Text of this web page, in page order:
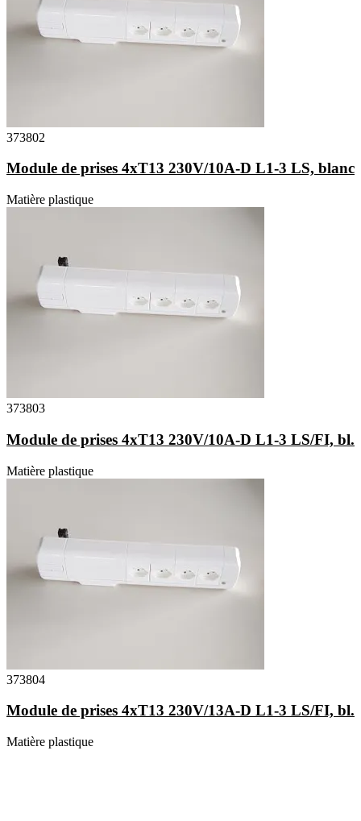
373802
Module de prises 4xT13 230V/10A-D L1-3 LS, blanc
Matière plastique
373803
Module de prises 4xT13 230V/10A-D L1-3 LS/FI, bl.
Matière plastique
373804
Module de prises 4xT13 230V/13A-D L1-3 LS/FI, bl.
Matière plastique